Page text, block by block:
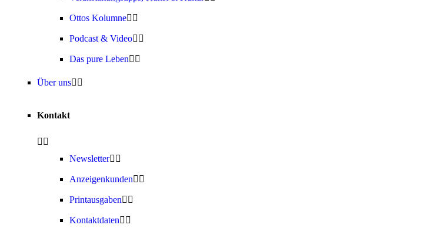
Ottos Kolumne
Podcast & Video
Das pure Leben
Über uns
Kontakt
Newsletter
Anzeigenkunden
Printausgaben
Kontaktdaten